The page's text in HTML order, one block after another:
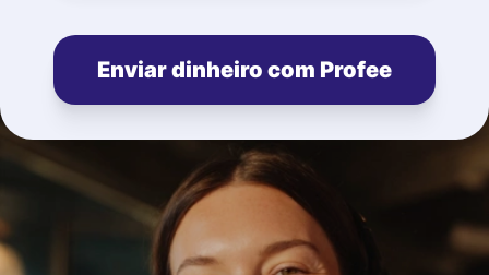
Enviar dinheiro com Profee